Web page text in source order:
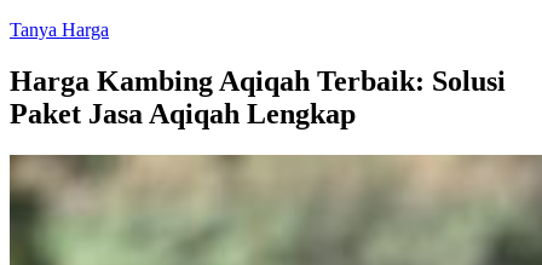
Tanya Harga
Harga Kambing Aqiqah Terbaik: Solusi
Paket Jasa Aqiqah Lengkap